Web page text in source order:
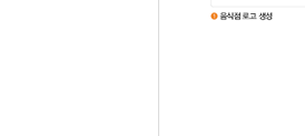
04 소라(Sora), 어떻게
캐릭터를 등록하고 호출
05 댄싱 강아지를 캐스